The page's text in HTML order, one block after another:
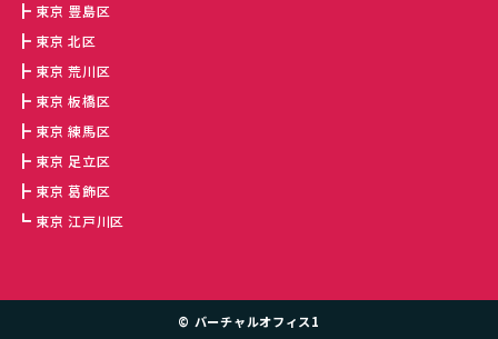
東京 豊島区
東京 北区
東京 荒川区
東京 板橋区
東京 練馬区
東京 足立区
東京 葛飾区
東京 江戸川区
© バーチャルオフィス1